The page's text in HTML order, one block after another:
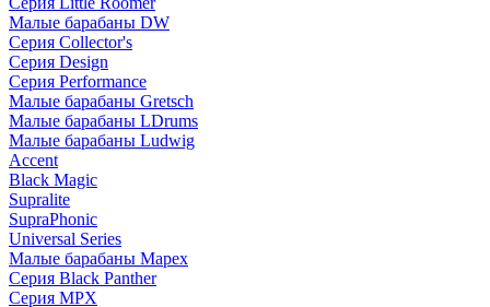
Малые барабаны DW
Серия Collector's
Серия Design
Серия Performance
Малые барабаны Gretsch
Малые барабаны LDrums
Малые барабаны Ludwig
Accent
Black Magic
Supralite
SupraPhonic
Universal Series
Малые барабаны Mapex
Серия Black Panther
Серия MPX